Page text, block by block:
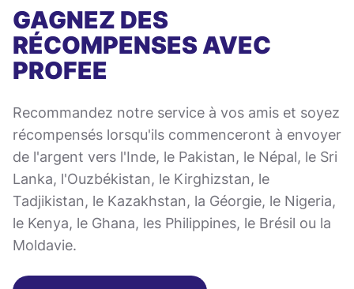
GAGNEZ DES
RÉCOMPENSES AVEC
PROFEE
Recommandez notre service à vos amis et soyez
récompensés lorsqu'ils commenceront à envoyer
de l'argent vers l'Inde, le Pakistan, le Népal, le Sri
Lanka, l'Ouzbékistan, le Kirghizstan, le
Tadjikistan, le Kazakhstan, la Géorgie, le Nigeria,
le Kenya, le Ghana, les Philippines, le Brésil ou la
Moldavie.